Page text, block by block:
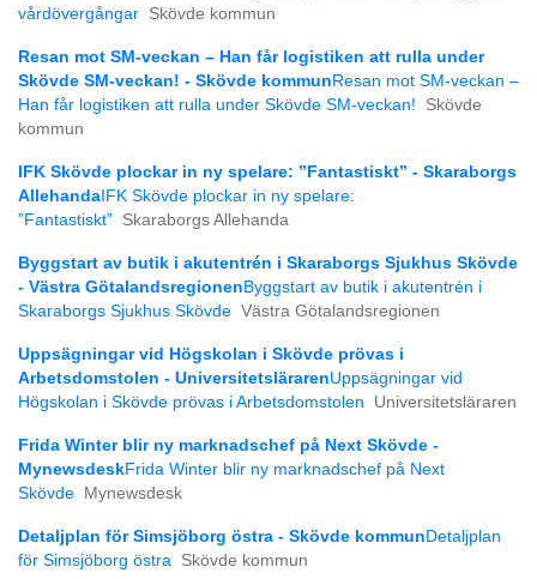
vårdövergångar Skövde kommun
Resan mot SM-veckan – Han får logistiken att rulla under
Skövde SM-veckan! - Skövde kommun Resan mot SM-veckan –
Han får logistiken att rulla under Skövde SM-veckan!
Skövde
kommun
IFK Skövde plockar in ny spelare: ”Fantastiskt” - Skaraborgs
Allehanda IFK Skövde plockar in ny spelare:
”Fantastiskt” Skaraborgs Allehanda
Byggstart av butik i akutentrén i Skaraborgs Sjukhus Skövde
- Västra Götalandsregionen Byggstart av butik i akutentrén i
Skaraborgs Sjukhus Skövde Västra Götalandsregionen
Uppsägningar vid Högskolan i Skövde prövas i
Arbetsdomstolen - UniversitetslärarenUppsägningar vid
Högskolan i Skövde prövas i Arbetsdomstolen
Universitetsläraren
​Frida Winter blir ny marknadschef på Next Skövde -
Mynewsdesk​Frida Winter blir ny marknadschef på Next
Skövde
Mynewsdesk
Detaljplan för Simsjöborg östra - Skövde kommun Detaljplan
för Simsjöborg östra Skövde kommun